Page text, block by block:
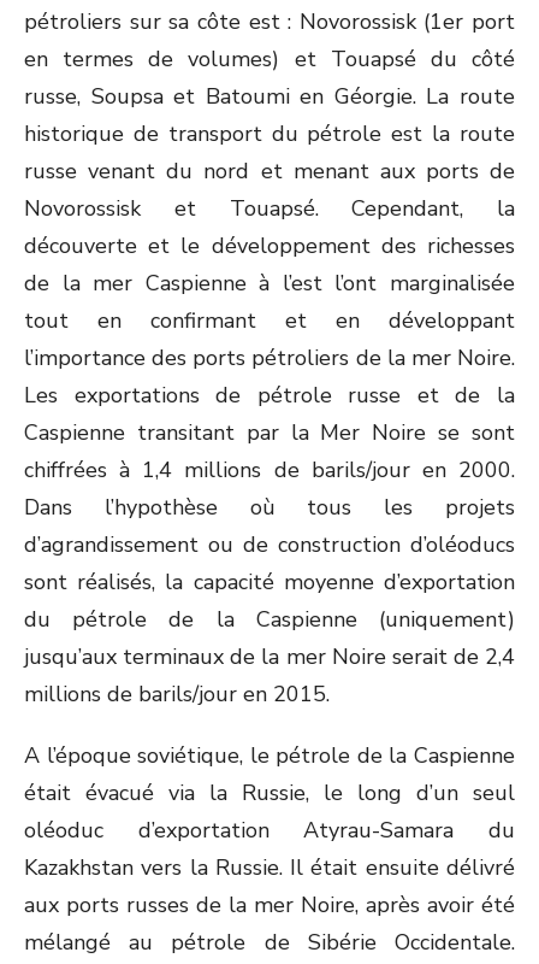
pétroliers sur sa côte est : Novorossisk (1er port
en termes de volumes) et Touapsé du côté
russe, Soupsa et Batoumi en Géorgie. La route
historique de transport du pétrole est la route
russe venant du nord et menant aux ports de
Novorossisk et Touapsé. Cependant, la
découverte et le développement des richesses
de la mer Caspienne à l’est l’ont marginalisée
tout en confirmant et en développant
l’importance des ports pétroliers de la mer Noire.
Les exportations de pétrole russe et de la
Caspienne transitant par la Mer Noire se sont
chiffrées à 1,4 millions de barils/jour en 2000.
Dans l’hypothèse où tous les projets
d’agrandissement ou de construction d’oléoducs
sont réalisés, la capacité moyenne d’exportation
du pétrole de la Caspienne (uniquement)
jusqu’aux terminaux de la mer Noire serait de 2,4
millions de barils/jour en 2015.
A l’époque soviétique, le pétrole de la Caspienne
était évacué via la Russie, le long d’un seul
oléoduc d’exportation Atyrau-Samara du
Kazakhstan vers la Russie. Il était ensuite délivré
aux ports russes de la mer Noire, après avoir été
mélangé au pétrole de Sibérie Occidentale.